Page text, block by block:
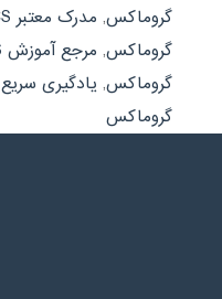
گروماکس, مدرک معتبر GROMACS
گروماکس, مرجع آموزش GROMACS
گروماکس, یادگیری سریع GROMACS
گروماکس